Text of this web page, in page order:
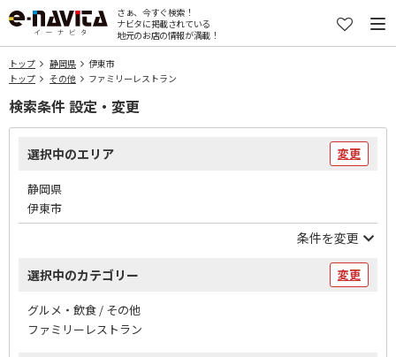
さぁ、今すぐ検索！
ナビタに掲載されている
地元のお店の情報が満載！
トップ 静岡県
伊東市
トップ
その他 ファミリーレストラン
検索条件 設定・変更
選択中のエリア 変更
静岡県
伊東市
条件を変更
選択中のカテゴリー 変更
グルメ・飲食 / その他
ファミリーレストラン